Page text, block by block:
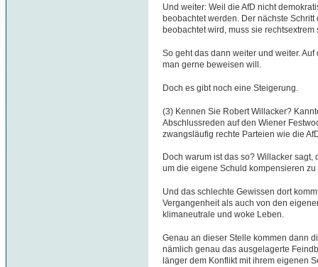
Und weiter: Weil die AfD nicht
beobachtet werden. Der nächste
beobachtet wird, muss sie rechtsextrem
So geht das dann weiter und weiter.
man gerne beweisen will.
Doch es gibt noch eine Steigerung.
(3) Kennen Sie Robert Willacker?
Abschlussreden auf den Wiener
zwangsläufig rechte Parteien wie die
Doch warum ist das so? Willacker
um die eigene Schuld kompensieren zu
Und das schlechte Gewissen dort
Vergangenheit als auch von den
klimaneutrale und woke Leben.
Genau an dieser Stelle kommen dann
nämlich genau das ausgelagerte
länger dem Konflikt mit ihrem eigenen